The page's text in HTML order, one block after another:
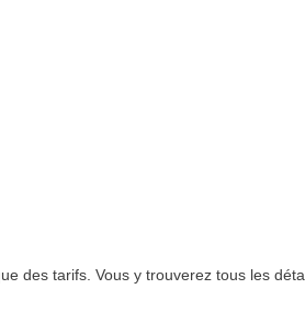
des tarifs. Vous y trouverez tous les